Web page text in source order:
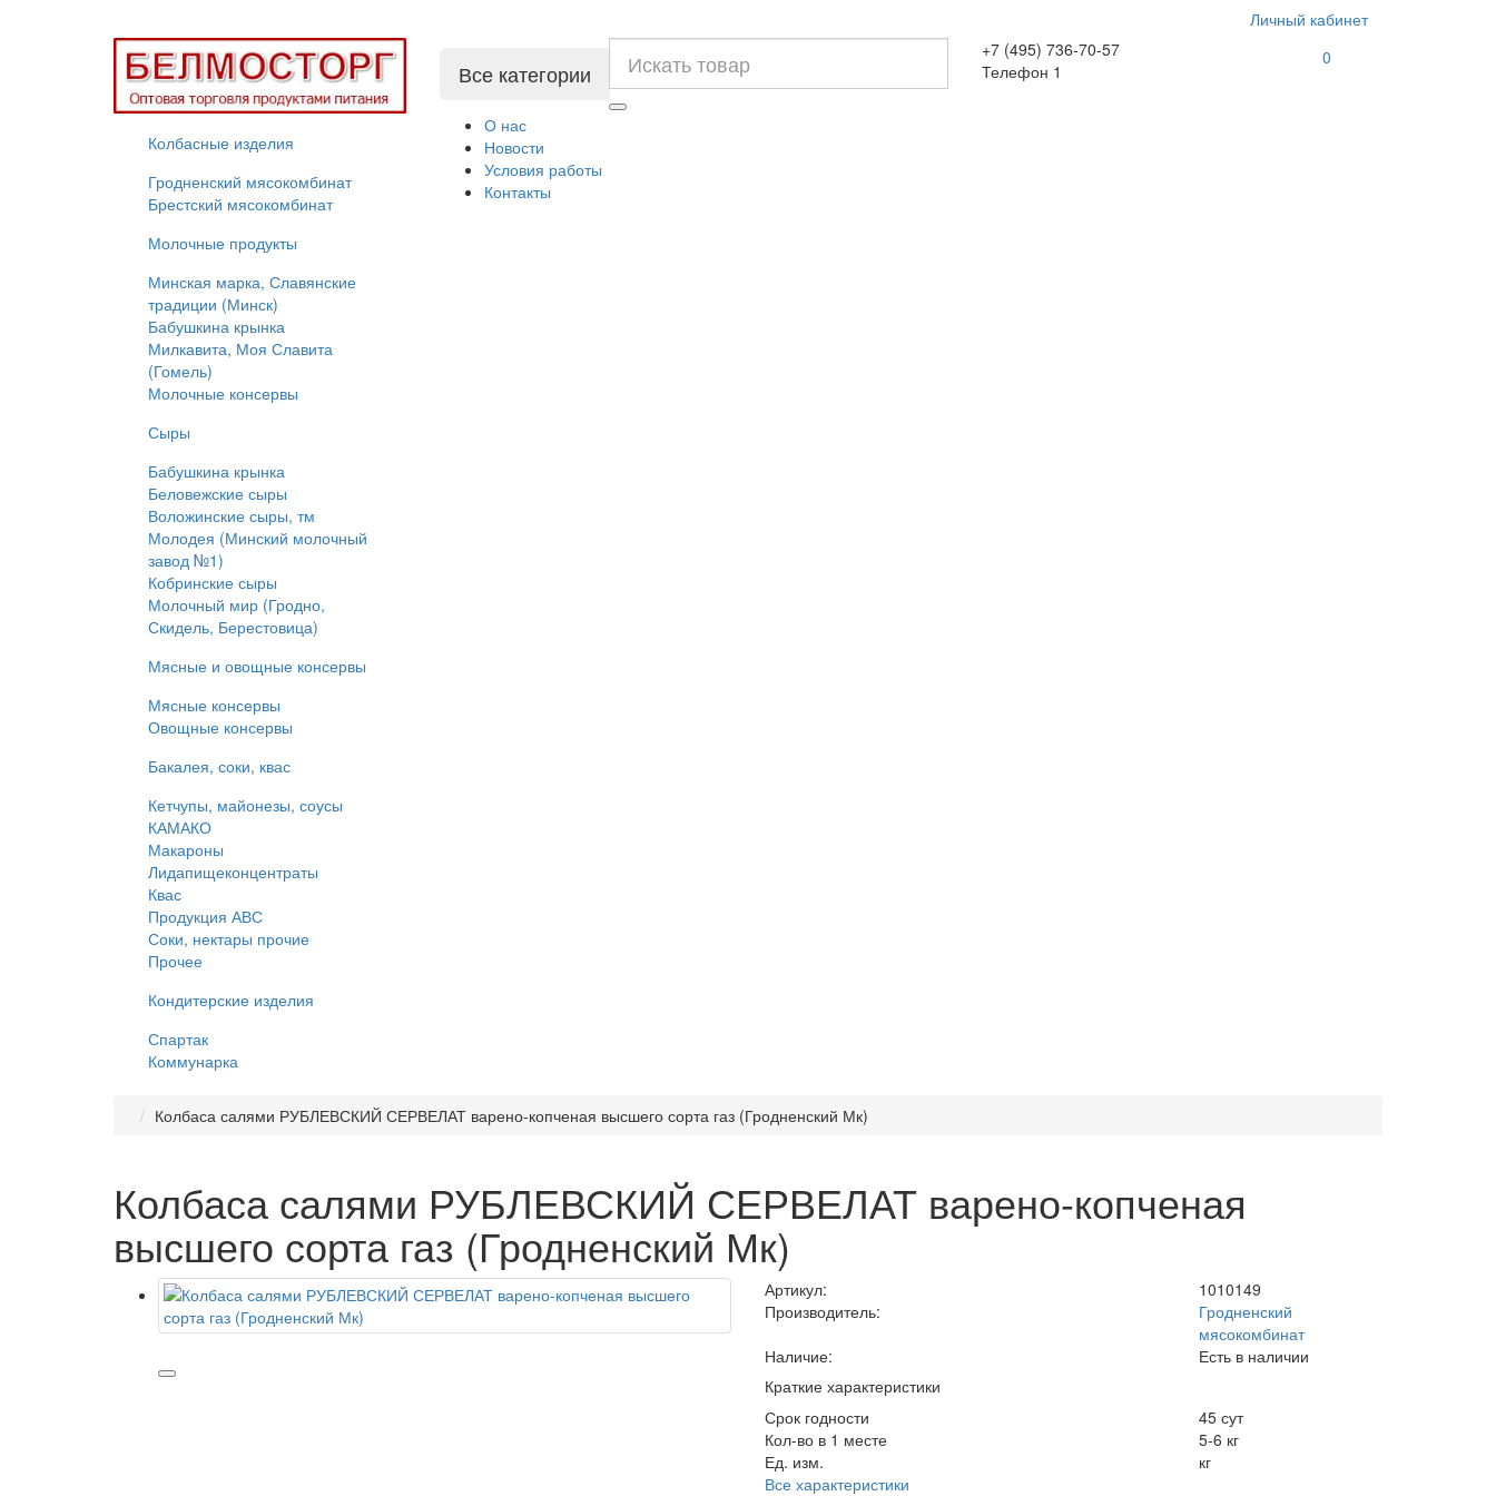
Личный кабинет
+7 (495) 736-70-57
Телефон 1
0
Все категории
Колбасные изделия
Гродненский мясокомбинат
Брестский мясокомбинат
Молочные продукты
Минская марка, Славянские
традиции (Минск)
Бабушкина крынка
Милкавита, Моя Славита
(Гомель)
Молочные консервы
Сыры
Бабушкина крынка
Беловежские сыры
Воложинские сыры, тм
Молодея (Минский молочный
завод №1)
Кобринские сыры
Молочный мир (Гродно,
Скидель, Берестовица)
Мясные и овощные консервы
Мясные консервы
Овощные консервы
Бакалея, соки, квас
Кетчупы, майонезы, соусы
КАМАКО
Макароны
Лидапищеконцентраты
Квас
Продукция АВС
Соки, нектары прочие
Прочее
Кондитерские изделия
Спартак
Коммунарка
О нас
Новости
Условия работы
Контакты
Колбаса салями РУБЛЕВСКИЙ СЕРВЕЛАТ варено-копченая высшего сорта газ (Гродненский Мк)
Колбаса салями РУБЛЕВСКИЙ СЕРВЕЛАТ варено-копченая
высшего сорта газ (Гродненский Мк)
Артикул:
1010149
Производитель:
Гродненский
мясокомбинат
Наличие:
Есть в наличии
Краткие характеристики
Срок годности
45 сут
Кол-во в 1 месте
5-6 кг
Ед. изм.
кг
Все характеристики